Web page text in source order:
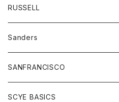
ニット
ベスト
オーバーオール
ボトム
ペインターパンツ
Tシャツ
グッズ
帽子
RUSSELL
アウター
コート
パーカー
スカート
Tシャツ
Sanders
グッズ
靴
SANFRANCISCO
アウター
SCYE BASICS